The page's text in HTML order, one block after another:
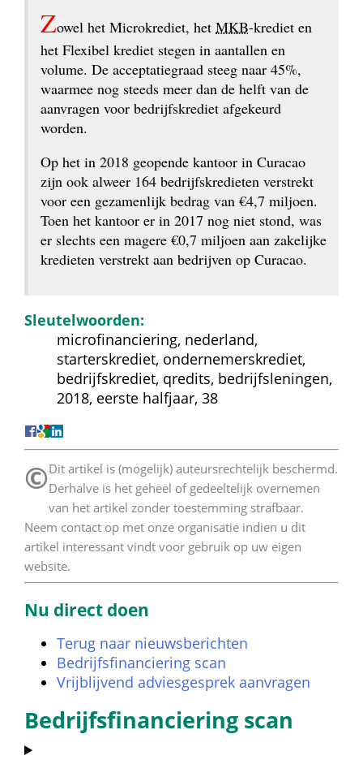
Zowel het Microkrediet, het MKB-krediet en
het Flexibel krediet stegen in aantallen en
volume. De acceptatiegraad steeg naar 45%,
waarmee nog steeds meer dan de helft van de
aanvragen voor bedrijfskrediet afgekeurd
worden.
Op het in 2018 geopende kantoor in Curacao
zijn ook alweer 164 bedrijfskredieten verstrekt
voor een gezamenlijk bedrag van €4,7 miljoen.
Toen het kantoor er in 2017 nog niet stond, was
er slechts een magere €0,7 miljoen aan zakelijke
kredieten verstrekt aan bedrijven op Curacao.
Sleutelwoorden:
microfinanciering, nederland,
starterskrediet, ondernemerskrediet,
bedrijfskrediet, qredits, bedrijfsleningen,
2018, eerste halfjaar, 38
© Dit artikel is (mogelijk) auteursrechtelijk beschermd.
Derhalve is het geheel of gedeeltelijk overnemen
van het artikel zonder toestemming strafbaar.
Neem contact op met onze organisatie indien u dit
artikel interessant vindt voor gebruik op uw eigen
website.
Nu direct doen
Terug naar nieuwsberichten
Bedrijfsfinanciering scan
Vrijblijvend adviesgesprek aanvragen
Bedrijfsfinanciering scan